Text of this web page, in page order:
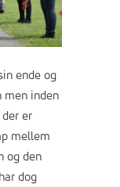
ende og
men inden
er
mellem
og den
dog